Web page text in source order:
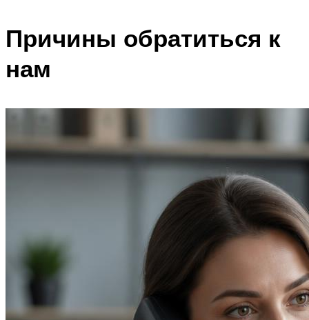
Причины обратиться к
нам